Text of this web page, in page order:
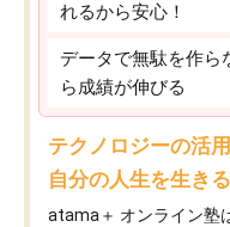
れるから安心！
データで無駄を作ら
ら成績が伸びる
テクノロジーの活
自分の人生を生き
atama＋ オンライン塾